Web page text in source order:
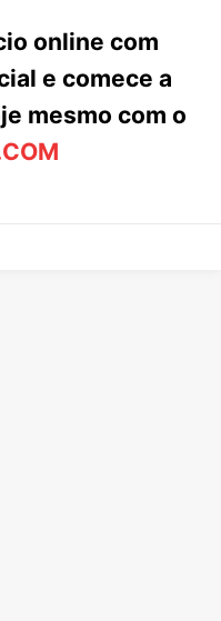
online com
e comece a
mesmo com o